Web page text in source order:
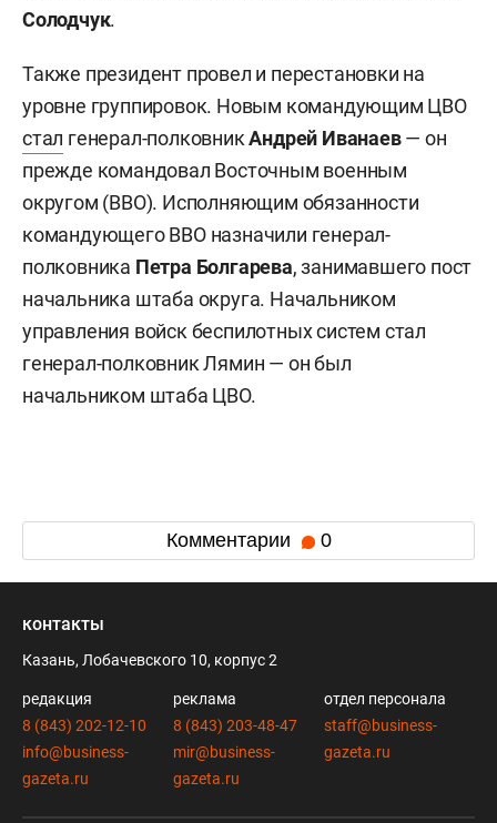
Солодчук.
Также президент провел и перестановки на
уровне группировок. Новым командующим ЦВО
стал генерал-полковникАндрей Иванаев— он
прежде командовал Восточным военным
округом (ВВО). Исполняющим обязанности
командующего ВВО назначили генерал-
полковника Петра Болгарева, занимавшего пост
начальника штаба округа. Начальником
управления войск беспилотных систем стал
генерал-полковник Лямин — он был
начальником штаба ЦВО.
Комментарии 0
контакты
Казань, Лобачевского 10, корпус 2
редакция
8 (843) 202-12-10
info@business-
gazeta.ru
реклама
8 (843) 203-48-47
mir@business-
gazeta.ru
отдел персонала
staff@business-
gazeta.ru